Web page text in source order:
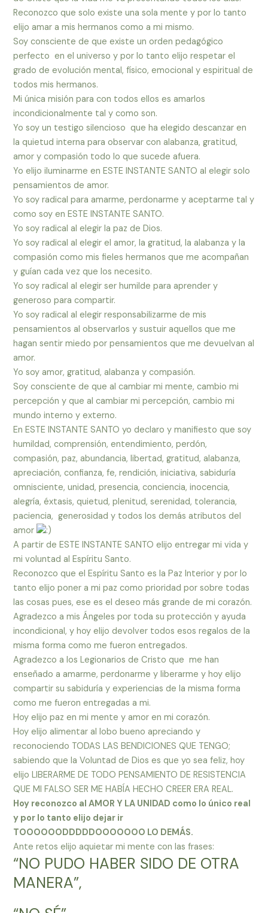
Reconozco que solo existe una sola mente y por lo tanto
elijo amar a mis hermanos como a mi mismo.
Soy consciente de que existe un orden pedagógico
perfecto en el universo y por lo tanto elijo respetar el
grado de evolución mental, físico, emocional y espiritual de
todos mis hermanos.
Mi única misión para con todos ellos es amarlos
incondicionalmente tal y como son.
Yo soy un testigo silencioso que ha elegido descanzar en
la quietud interna para observar con alabanza, gratitud,
amor y compasión todo lo que sucede afuera.
Yo elijo iluminarme en ESTE INSTANTE SANTO al elegir solo
pensamientos de amor.
Yo soy radical para amarme, perdonarme y aceptarme tal y
como soy en ESTE INSTANTE SANTO.
Yo soy radical al elegir la paz de Dios.
Yo soy radical al elegir el amor, la gratitud, la alabanza y la
compasión como mis fieles hermanos que me acompañan
y guían cada vez que los necesito.
Yo soy radical al elegir ser humilde para aprender y
generoso para compartir.
Yo soy radical al elegir responsabilizarme de mis
pensamientos al observarlos y sustuir aquellos que me
hagan sentir miedo por pensamientos que me devuelvan al
amor.
Yo soy amor, gratitud, alabanza y compasión.
Soy consciente de que al cambiar mi mente, cambio mi
percepción y que al cambiar mi percepción, cambio mi
mundo interno y externo.
En ESTE INSTANTE SANTO yo declaro y manifiesto que soy
humildad, comprensión, entendimiento, perdón,
compasión, paz, abundancia, libertad, gratitud, alabanza,
apreciación, confianza, fe, rendición, iniciativa, sabiduría
omnisciente, unidad, presencia, conciencia, inocencia,
alegría, éxtasis, quietud, plenitud, serenidad, tolerancia,
paciencia, generosidad y todos los demás atributos del
amor
A partir de ESTE INSTANTE SANTO elijo entregar mi vida y
mi voluntad al Espíritu Santo.
Reconozco que el Espíritu Santo es la Paz Interior y por lo
tanto elijo poner a mi paz como prioridad por sobre todas
las cosas pues, ese es el deseo más grande de mi corazón.
Agradezco a mis Ángeles por toda su protección y ayuda
incondicional, y hoy elijo devolver todos esos regalos de la
misma forma como me fueron entregados.
Agradezco a los Legionarios de Cristo que me han
enseñado a amarme, perdonarme y liberarme y hoy elijo
compartir su sabiduría y experiencias de la misma forma
como me fueron entregadas a mi.
Hoy elijo paz en mi mente y amor en mi corazón.
Hoy elijo alimentar al lobo bueno apreciando y
reconociendo TODAS LAS BENDICIONES QUE TENGO;
sabiendo que la Voluntad de Dios es que yo sea feliz, hoy
elijo LIBERARME DE TODO PENSAMIENTO DE RESISTENCIA
QUE MI FALSO SER ME HABÍA HECHO CREER ERA REAL.
Hoy reconozco al AMOR Y LA UNIDAD como lo único real
y por lo tanto elijo dejar ir
TOOOOOODDDDDOOOOOOO LO DEMÁS.
Ante retos elijo aquietar mi mente con las frases:
“NO PUDO HABER SIDO DE OTRA
MANERA”,